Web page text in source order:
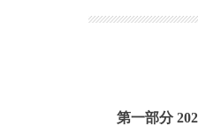
第一部分